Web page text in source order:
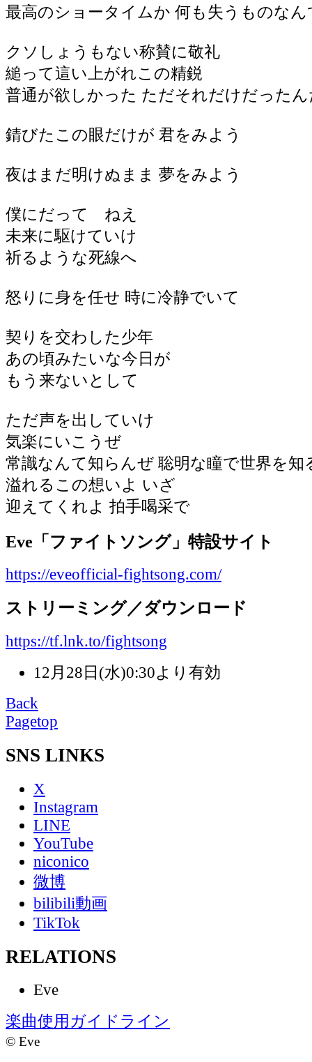
最高のショータイムか 何も失うものな
クソしょうもない称賛に敬礼
縋って這い上がれこの精鋭
普通が欲しかった ただそれだけだったん
錆びたこの眼だけが 君をみよう
夜はまだ明けぬまま 夢をみよう
僕にだって ねえ
未来に駆けていけ
祈るような死線へ
怒りに身を任せ 時に冷静でいて
契りを交わした少年
あの頃みたいな今日が
もう来ないとして
ただ声を出していけ
気楽にいこうぜ
常識なんて知らんぜ 聡明な瞳で世界を知
溢れるこの想いよ いざ
迎えてくれよ 拍手喝采で
Eve「ファイトソング」特設サイト
https://eveofficial-fightsong.com/
ストリーミング／ダウンロード
https://tf.lnk.to/fightsong
12月28日(水)0:30より有効
Back
Pagetop
SNS LINKS
X
Instagram
LINE
YouTube
niconico
微博
bilibili動画
TikTok
RELATIONS
Eve
楽曲使用ガイドライン
© Eve